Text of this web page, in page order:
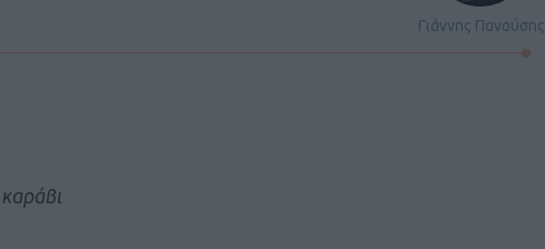
Γιάννης Πανούσης